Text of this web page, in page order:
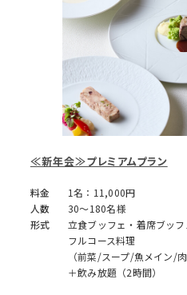
≪新年会≫プレミアムプラン
料金
1名：11,000円
人数
30～180名様
形式
立食ブッフェ・着席ブッフ
フルコース料理
（前菜/スープ/魚メイン/
＋飲み放題（2時間）